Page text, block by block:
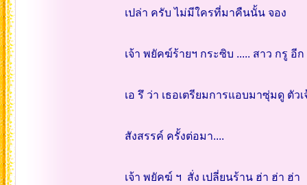
เปล่า ครับ ไม่มีใครที่มาคืนนั้น จอง
เจ้า พยัคฆ์ร้ายฯ กระซิบ ..... สาว กรู อีก
เอ รึ ว่า เธอเตรียมการแอบมาซุ่มดู ตั
สังสรรค์ ครั้งต่อมา....
เจ้า พยัคฆ์ ฯ สั่ง เปลี่ยนร้าน ฮ่า ฮ่า ฮ่า